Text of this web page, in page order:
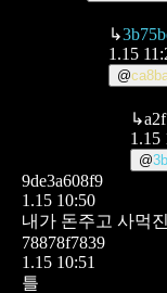
↳
1.15
@
↳
1.15
@
9de3a608f9
1.15 10:50
내가 돈주고 사먹
78878f7839
1.15 10:51
틀